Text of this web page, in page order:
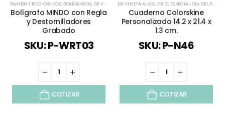
BAMBÚ Y ECOLÓGICOS, BOLÍGRAFOS, DE VUELTA AL COLEGIO ,DESTACADORES Y FUNCIONALES
Bolígrafo MINDO con Regla
y Destornilladores
Grabado
SKU: P-WRT03
COTIZAR
DE VUELTA AL COLEGIO, ESPECIAL DÍA DEL PROFESOR
Cuaderno Colorskine
Personalizado 14.2 x 21.4 x
1.3 cm.
SKU: P-N46
COTIZAR